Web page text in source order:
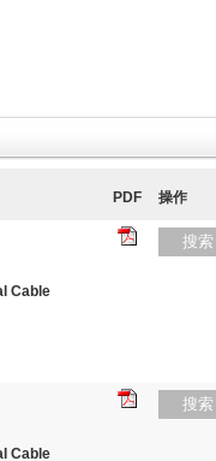
PDF 操作
Cable
搜索
Cable
搜索